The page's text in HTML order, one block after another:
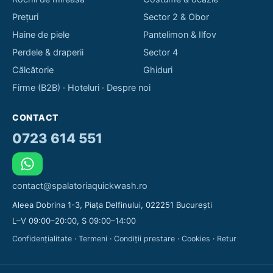
Prețuri
Haine de piele
Perdele & draperii
Călcătorie
Sector 2 & Obor
Pantelimon & Ilfov
Sector 4
Ghiduri
Firme (B2B) · Hoteluri · Despre noi
CONTACT
0723 614 551
contact@spalatoriaquickwash.ro
Aleea Dobrina 1-3, Piața Delfinului, 022251 București
L–V 09:00–20:00, S 09:00–14:00
Confidențialitate · Termeni · Condiții prestare · Cookies · Retur